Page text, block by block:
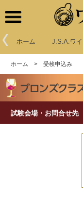
ホーム J.S.A.ワ
ホーム >受検申込み
試験会場・お問合せ先